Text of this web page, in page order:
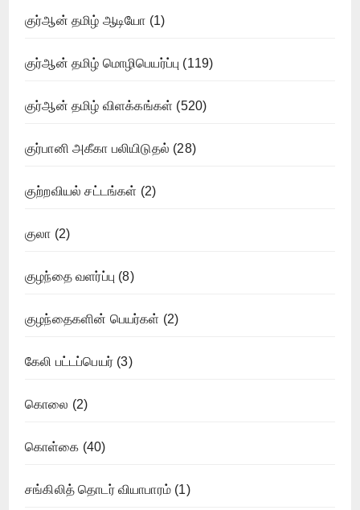
குர்ஆன் தமிழ் ஆடியோ (1)
குர்ஆன் தமிழ் மொழிபெயர்ப்பு (119)
குர்ஆன் தமிழ் விளக்கங்கள் (520)
குர்பானி அகீகா பலியிடுதல் (28)
குற்றவியல் சட்டங்கள் (2)
குலா (2)
குழந்தை வளர்ப்பு (8)
குழந்தைகளின் பெயர்கள் (2)
கேலி பட்டப்பெயர் (3)
கொலை (2)
கொள்கை (40)
சங்கிலித் தொடர் வியாபாரம் (1)